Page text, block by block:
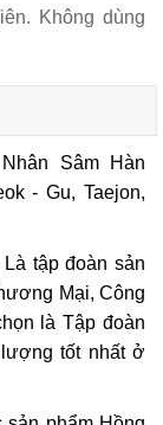
Không dùng
Sâm Hàn
- Gu, Taejon,
tập đoàn sản
Mại, Công
là Tập đoàn
tốt nhất ở